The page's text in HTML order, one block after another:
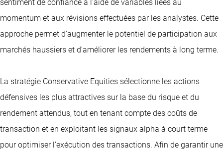
sentiment de confiance à l'aide de variables liées au
momentum et aux révisions effectuées par les analystes. Cette
approche permet d'augmenter le potentiel de participation aux
marchés haussiers et d'améliorer les rendements à long terme.
La stratégie Conservative Equities sélectionne les actions
défensives les plus attractives sur la base du risque et du
rendement attendus, tout en tenant compte des coûts de
transaction et en exploitant les signaux alpha à court terme
pour optimiser l'exécution des transactions. Afin de garantir une